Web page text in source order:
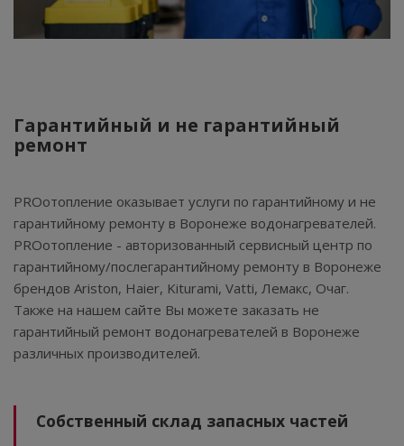
Гарантийный и не гарантийный
ремонт
PROотопление оказывает услуги по гарантийному и не
гарантийному ремонту в Воронеже водонагревателей.
PROотопление - авторизованный сервисный центр по
гарантийному/послегарантийному ремонту в Воронеже
брендов Ariston, Haier, Kiturami, Vatti, Лемакс, Очаг.
Также на нашем сайте Вы можете заказать не
гарантийный ремонт водонагревателей в Воронеже
различных производителей.
Собственный склад запасных частей